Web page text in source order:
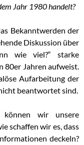
Jahr 1980 handelt?
Bekanntwerden der
Diskussion über
wie viel?“ starke
80er Jahren aufweist.
Aufarbeitung der
beantwortet sind.
wir unsere
schaffen wir es, dass
deckeln?